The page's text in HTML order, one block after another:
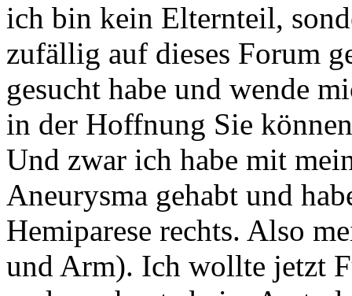
ich bin kein Elternteil,
zufällig auf dieses Forum
gesucht habe und wende
in der Hoffnung Sie
Und zwar ich habe mit
Aneurysma gehabt und
Hemiparese rechts. Also
und Arm). Ich wollte jetzt